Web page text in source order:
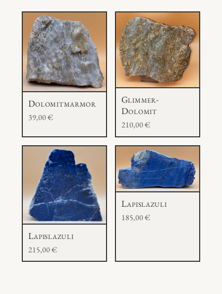
Dolomitmarmor
39,00€
Glimmer-
Dolomit
210,00€
Lapislazuli
215,00€
Lapislazuli
185,00€